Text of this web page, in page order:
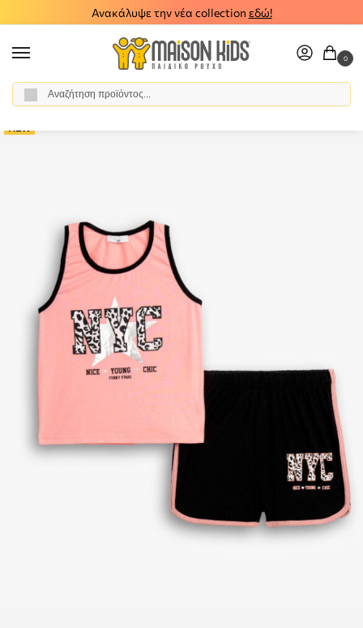
Ανακάλυψε την νέα collection εδώ!
0
Αρχική σελίδα / Κορίτσι / Ρούχα